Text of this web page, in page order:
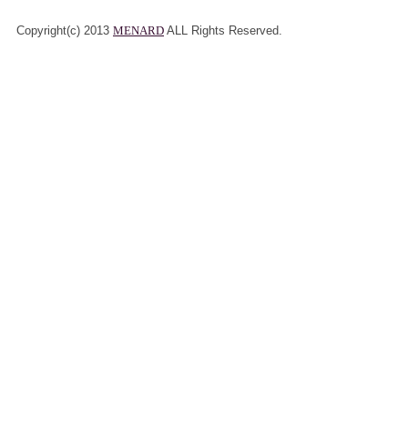
Copyright(c) 2013 MENARD ALL Rights Reserved.